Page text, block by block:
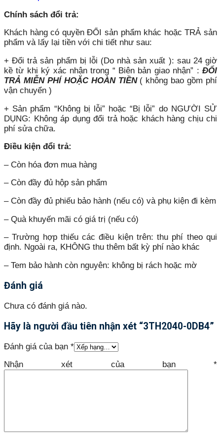
Chính sách đổi trả:
Khách hàng có quyền ĐỔI sản phẩm khác hoặc TRẢ sản
phẩm và lấy lại tiền với chi tiết như sau:
+ Đổi trả sản phẩm bị lỗi (Do nhà sản xuất ): sau 24 giờ
kề từ khi ký xác nhận trong “ Biên bản giao nhận” : ĐỔI
TRẢ MIỄN PHÍ HOẶC HOÀN TIỀN( không bao gồm phí
vận chuyển )
+ Sản phẩm “Không bị lỗi” hoặc “Bị lỗi” do NGƯỜI SỬ
DỤNG: Không áp dụng đổi trả hoặc khách hàng chịu chi
phí sửa chữa.
Điều kiện đổi trả:
– Còn hóa đơn mua hàng
– Còn đầy đủ hộp sản phẩm
– Còn đầy đủ phiếu bảo hành (nếu có) và phụ kiện đi kèm
– Quà khuyến mãi có giá trị (nếu có)
– Trường hợp thiếu các điều kiện trên: thu phí theo qui
định. Ngoài ra, KHÔNG thu thêm bất kỳ phí nào khác
– Tem bảo hành còn nguyên: không bị rách hoặc mờ
Đánh giá
Chưa có đánh giá nào.
Hãy là người đầu tiên nhận xét “3TH2040-0DB4”
Đánh giá của bạn *
Nhận xét của bạn *